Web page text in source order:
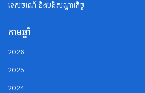
ទេសចរណ័ និងបដិសណ្ឋារកិច្ច
តាមឆ្នាំ
2026
2025
2024